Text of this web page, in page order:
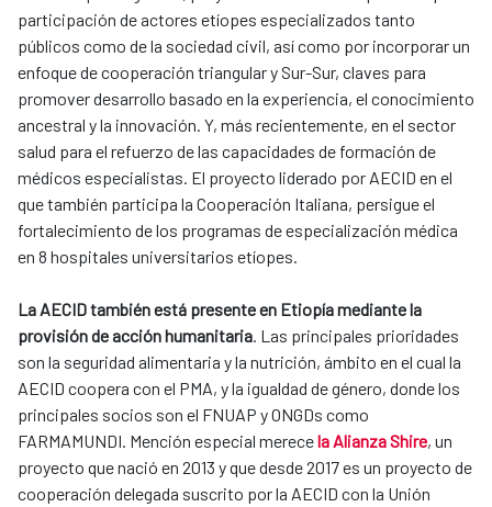
participación de actores etíopes especializados tanto
públicos como de la sociedad civil, así como por incorporar un
enfoque de cooperación triangular y Sur-Sur, claves para
promover desarrollo basado en la experiencia, el conocimiento
ancestral y la innovación. Y, más recientemente, en el sector
salud para el refuerzo de las capacidades de formación de
médicos especialistas. El proyecto liderado por AECID en el
que también participa la Cooperación Italiana, persigue el
fortalecimiento de los programas de especialización médica
en 8 hospitales universitarios etíopes.
La AECID también está presente en Etiopía mediante la
provisión de acción humanitaria. Las principales prioridades
son la seguridad alimentaria y la nutrición, ámbito en el cual la
AECID coopera con el PMA, y la igualdad de género, donde los
principales socios son el FNUAP y ONGDs como
FARMAMUNDI. Mención especial merecela Alianza Shire, un
proyecto que nació en 2013 y que desde 2017 es un proyecto de
cooperación delegada suscrito por la AECID con la Unión